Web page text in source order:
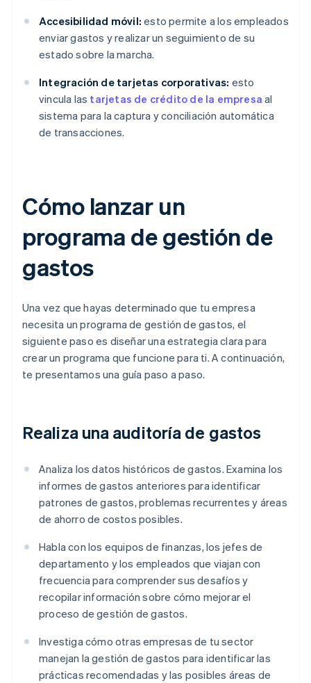
Accesibilidad móvil: esto permite a los empleados
enviar gastos y realizar un seguimiento de su
estado sobre la marcha.
Integración de tarjetas corporativas: esto
vincula las tarjetas de crédito de la empresa al
sistema para la captura y conciliación automática
de transacciones.
Cómo lanzar un
programa de gestión de
gastos
Una vez que hayas determinado que tu empresa
necesita un programa de gestión de gastos, el
siguiente paso es diseñar una estrategia clara para
crear un programa que funcione para ti. A continuación,
te presentamos una guía paso a paso.
Realiza una auditoría de gastos
Analiza los datos históricos de gastos. Examina los
informes de gastos anteriores para identificar
patrones de gastos, problemas recurrentes y áreas
de ahorro de costos posibles.
Habla con los equipos de finanzas, los jefes de
departamento y los empleados que viajan con
frecuencia para comprender sus desafíos y
recopilar información sobre cómo mejorar el
proceso de gestión de gastos.
Investiga cómo otras empresas de tu sector
manejan la gestión de gastos para identificar las
prácticas recomendadas y las posibles áreas de